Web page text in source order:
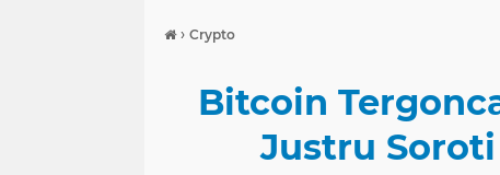
› Crypto
Bitcoin
Justru